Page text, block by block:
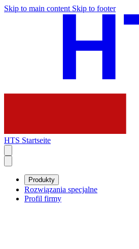
Skip to main content Skip to footer
HTS Startseite
Produkty
Rozwiązania specjalne
Profil firmy